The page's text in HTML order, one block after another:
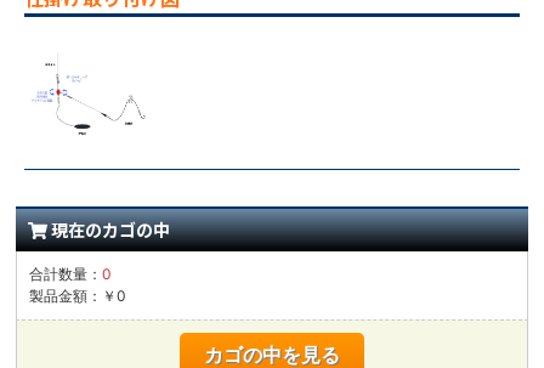
現在のカゴの中
合計数量：0
製品金額：￥0
カゴの中を見る